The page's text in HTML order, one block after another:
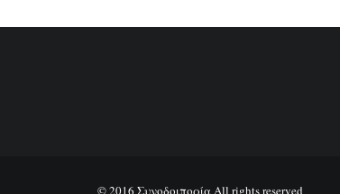
© 2016 Συνοδοιπορία All rights reserved